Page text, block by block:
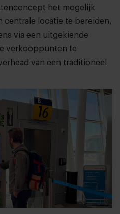
het mogelijk
centrale locatie te bereiden,
via een uitgekiende
verkooppunten te
van een traditioneel